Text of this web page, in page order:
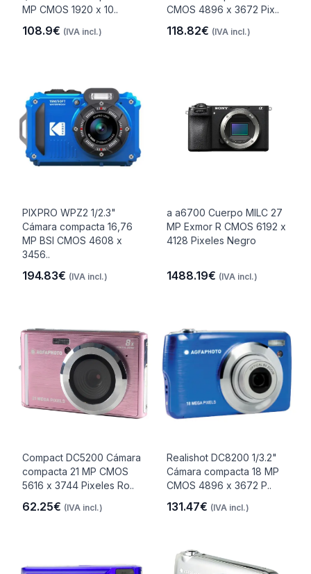
MP CMOS 1920 x 10..
108.9€ (IVA incl.)
CMOS 4896 x 3672 Pix..
118.82€ (IVA incl.)
PIXPRO WPZ2 1/2.3"
Cámara compacta 16,76
MP BSI CMOS 4608 x
3456..
194.83€ (IVA incl.)
a a6700 Cuerpo MILC 27
MP Exmor R CMOS 6192 x
4128 Pixeles Negro
1488.19€ (IVA incl.)
Compact DC5200 Cámara
compacta 21 MP CMOS
5616 x 3744 Pixeles Ro..
62.25€ (IVA incl.)
Realishot DC8200 1/3.2"
Cámara compacta 18 MP
CMOS 4896 x 3672 P..
131.47€ (IVA incl.)